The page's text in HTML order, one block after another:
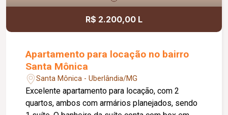
R$ 2.200,00 L
Apartamento para locação no bairro
Santa Mônica
Santa Mônica - Uberlândia/MG
Excelente apartamento para locação, com 2
quartos, ambos com armários planejados, sendo